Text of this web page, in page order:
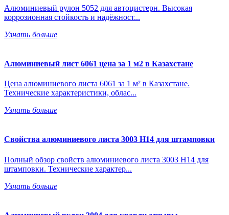
Алюминиевый рулон 5052 для автоцистерн. Высокая
коррозионная стойкость и надёжност...
Узнать больше